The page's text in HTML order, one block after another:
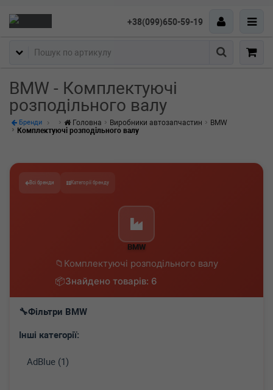
+38(099)650-59-19
Пошук
BMW - Комплектуючі
розподільного валу
Бренди Головна Виробники автозапчастин
BMW
Комплектуючі розподільного валу
Всі бренди Категорії бренду
BMW
Комплектуючі розподільного валу
Знайдено товарів: 6
Фільтри BMW
Інші категорії:
AdBlue (1)